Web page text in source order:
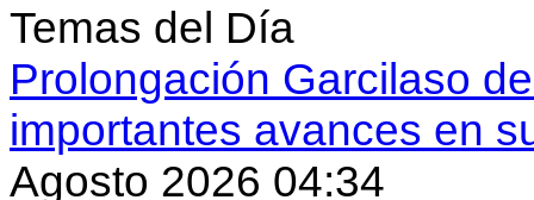
Temas del Día
Prolongación Garcilaso
importantes avances en
Agosto 2026 04:34